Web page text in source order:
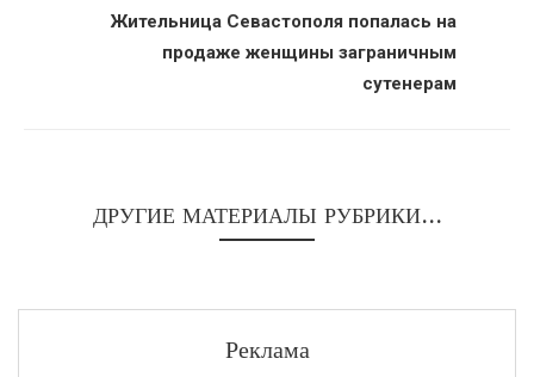
Жительница Севастополя попалась на
продаже женщины заграничным
сутенерам
ДРУГИЕ МАТЕРИАЛЫ РУБРИКИ...
Реклама